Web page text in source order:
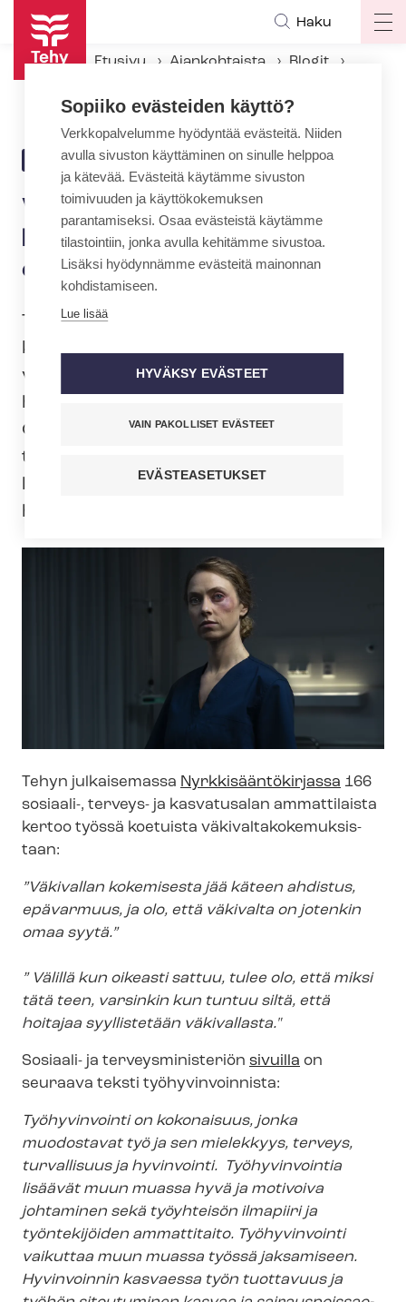
Hyppää
pääsisältöön
Haku
Etusivu Ajankohtaista
Blogit
BLOGI 23.11.2023 | 12:04
Väkivallan kokemisesta jää
käteen ahdistus ja
epävarmuus
Tehy kampanjoi sosiaali- terveys- ja
kasvatusalalla yleistä väkivaltaa
vastaan. Nyrkkisääntö-​kampanjallamme
haluamme nollatoleranssin väkivallalle.
Ongelma pitää ratkaista lainsäätäjien ja
työnantajien toimesta. Ei enää yhtään
lyöntejä, potkuja, raapimista,
haukkumista tai tappouhkauksia.
Tehyn julkaisemassa Nyrk­ki­sään­tö­kir­jas­sa 166
sosiaali-, terveys- ja kasvatusalan ammattilaista
kertoo työssä koetuista vä­ki­val­ta­ko­ke­muk­sis­
taan:
”Väkivallan kokemisesta jää käteen ahdistus,
epävarmuus, ja olo, että väkivalta on jotenkin
omaa syytä.”
” Välillä kun oikeasti sattuu, tulee olo, että miksi
tätä teen, varsinkin kun tuntuu siltä, että
hoitajaa syyllistetään väkivallasta."
Sosiaali- ja ter­veys­mi­nis­te­riön sivuilla on
seuraava teksti työhyvinvoinnista:
Työhyvinvointi on kokonaisuus, jonka
muodostavat työ ja sen mielekkyys, terveys,
turvallisuus ja hyvinvointi. Työhyvinvointia
lisäävät muun muassa hyvä ja motivoiva
johtaminen sekä työyhteisön ilmapiiri ja
työntekijöiden ammattitaito. Työhyvinvointi
vaikuttaa muun muassa työssä jaksamiseen.
Hyvinvoinnin kasvaessa työn tuottavuus ja
Sopiiko evästeiden käyttö?
Verkkopalvelumme hyödyntää evästeitä. Niiden
avulla sivuston käyttäminen on sinulle helppoa
ja kätevää. Evästeitä käytämme sivuston
toimivuuden ja käyttökokemuksen
parantamiseksi. Osaa evästeistä käytämme
tilastointiin, jonka avulla kehitämme sivustoa.
Lisäksi hyödynnämme evästeitä mainonnan
kohdistamiseen.
Lue lisää
HYVÄKSY EVÄSTEET
VAIN PAKOLLISET EVÄSTEET
EVÄSTEASETUKSET